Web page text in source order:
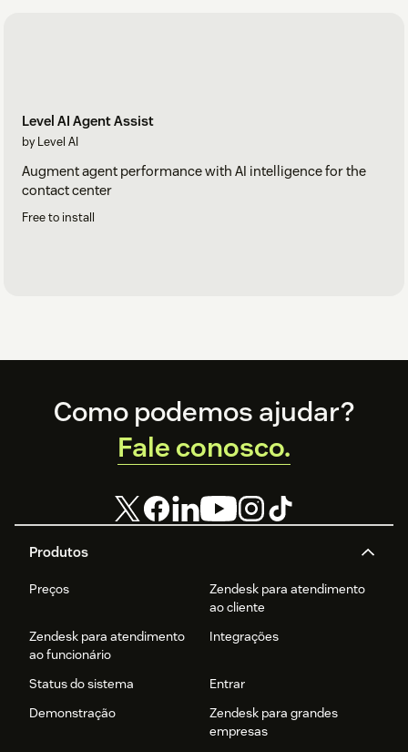
Level AI Agent Assist
by Level AI
Augment agent performance with AI intelligence for the
contact center
Free to install
Footer
Produtos
Preços
Zendesk para atendimento
ao cliente
Zendesk para atendimento
ao funcionário
Integrações
Status do sistema
Entrar
Demonstração
Zendesk para grandes
empresas
Como podemos ajudar?
Fale conosco.